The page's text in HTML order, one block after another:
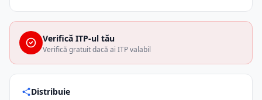
Verifică ITP-ul tău
Verifică gratuit dacă ai ITP valabil
Distribuie